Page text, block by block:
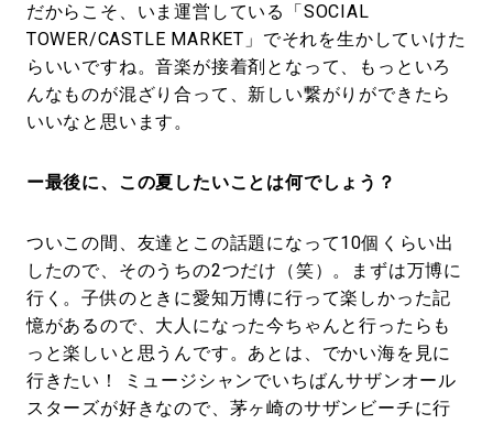
だからこそ、いま運営している「SOCIAL
TOWER/CASTLE MARKET」でそれを生かしていけた
らいいですね。音楽が接着剤となって、もっといろ
んなものが混ざり合って、新しい繋がりができたら
いいなと思います。
ー最後に、この夏したいことは何でしょう？
ついこの間、友達とこの話題になって10個くらい出
したので、そのうちの2つだけ（笑）。まずは万博に
行く。子供のときに愛知万博に行って楽しかった記
憶があるので、大人になった今ちゃんと行ったらも
っと楽しいと思うんです。あとは、でかい海を見に
行きたい！ ミュージシャンでいちばんサザンオール
スターズが好きなので、茅ヶ崎のサザンビーチに行